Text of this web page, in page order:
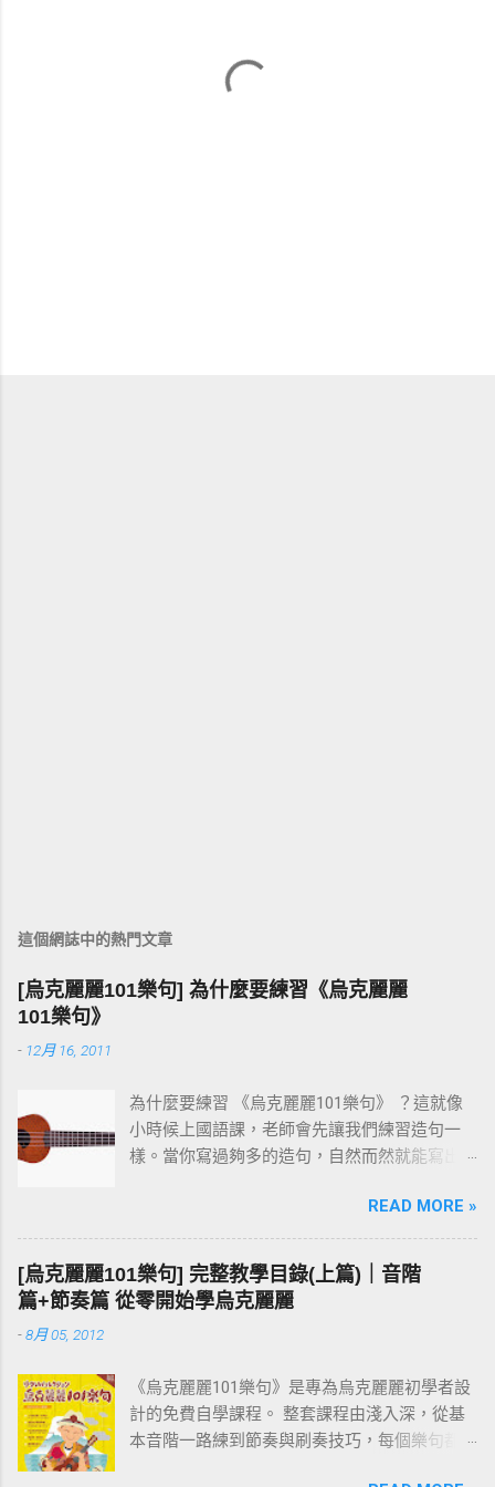
這個網誌中的熱門文章
[烏克麗麗101樂句] 為什麼要練習《烏克麗麗
101樂句》
- 12月 16, 2011
為什麼要練習 《烏克麗麗101樂句》 ？這就像
小時候上國語課，老師會先讓我們練習造句一
樣。當你寫過夠多的造句，自然而然就能寫出
的道理。先把一個個小樂句彈熟，技巧和速度
都到位之後，再去按和弦、彈演奏曲，就會變
成一件輕鬆自然的事。基本功打穩，後面的路
才走得快。
READ MORE »
[烏克麗麗101樂句] 完整教學目錄(上篇)｜音階
篇+節奏篇 從零開始學烏克麗麗
-8月 05, 2012
《烏克麗麗101樂句》是專為烏克麗麗初學者設
計的免費自學課程。 整套課程由淺入深，從基
本音階一路練到節奏與刷奏技巧，每個樂句都